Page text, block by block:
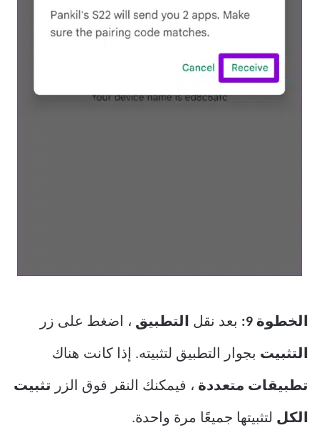
الخطوة 9: بعد نقل التطبيق ، اضغط على زر
التثبيت بجوار التطبيق لتثبيته. إذا كانت هناك
تطبيقات متعددة ، فيمكنك النقر فوق الزر تثبيت
الكل لتثبيتها جميعًا مرة واحدة.